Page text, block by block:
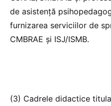
de asistență
furnizarea serviciilor de
CMBRAE şi ISJ/ISMB.
(3) Cadrele didactice